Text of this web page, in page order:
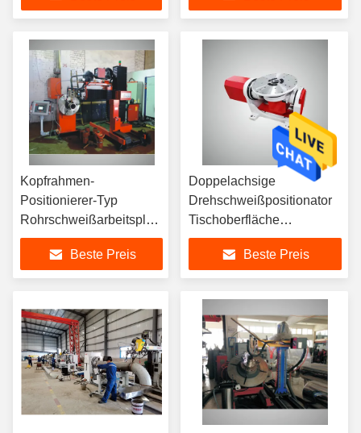
Kopfrahmen-
Positionierer-Typ
Rohrschweißarbeitsplatz
Schnelle Effizienz
Beste Preis
Doppelachsige
Drehschweißpositionator
Tischoberfläche
Schweißpositionator
effizient
Beste Preis